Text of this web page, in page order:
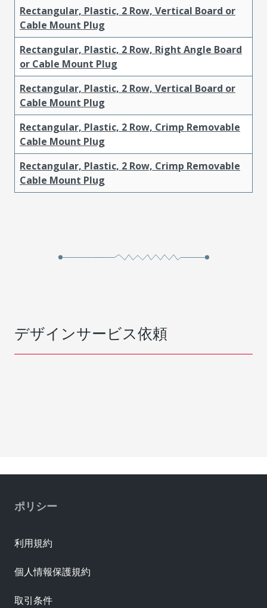
Rectangular, Plastic, 2 Row, Vertical Board or
Cable Mount Plug
Rectangular, Plastic, 2 Row, Right Angle Board
or Cable Mount Plug
Rectangular, Plastic, 2 Row, Vertical Board or
Cable Mount Plug
Rectangular, Plastic, 2 Row, Crimp Removable
Cable Mount Plug
Rectangular, Plastic, 2 Row, Crimp Removable
Cable Mount Plug
デザインサービス依頼
ポリシー
利用規約
個人情報保護規約
取引条件